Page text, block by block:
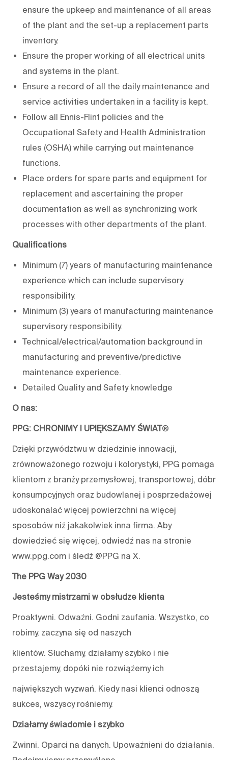
ensure the upkeep and maintenance of all areas
of the plant and the set-up a replacement parts
inventory.
Ensure the proper working of all electrical units
and systems in the plant.
Ensure a record of all the daily maintenance and
service activities undertaken in a facility is kept.
Follow all Ennis-Flint policies and the
Occupational Safety and Health Administration
rules (OSHA) while carrying out maintenance
functions.
Place orders for spare parts and equipment for
replacement and ascertaining the proper
documentation as well as synchronizing work
processes with other departments of the plant.
Qualifications
Minimum (7) years of manufacturing maintenance
experience which can include supervisory
responsibility.
Minimum (3) years of manufacturing maintenance
supervisory responsibility.
Technical/electrical/automation background in
manufacturing and preventive/predictive
maintenance experience.
Detailed Quality and Safety knowledge
O nas:
PPG: CHRONIMY I UPIĘKSZAMY ŚWIAT®
Dzięki przywództwu w dziedzinie innowacji,
zrównoważonego rozwoju i kolorystyki, PPG pomaga
klientom z branży przemysłowej, transportowej, dóbr
konsumpcyjnych oraz budowlanej i posprzedażowej
udoskonalać więcej powierzchni na więcej
sposobów niż jakakolwiek inna firma. Aby
dowiedzieć się więcej, odwiedź nas na stronie
www.ppg.com i śledź @PPG na X.
The PPG Way 2030
Jesteśmy mistrzami w obsłudze klienta
Proaktywni. Odważni. Godni zaufania. Wszystko, co
robimy, zaczyna się od naszych
klientów. Słuchamy, działamy szybko i nie
przestajemy, dopóki nie rozwiążemy ich
największych wyzwań. Kiedy nasi klienci odnoszą
sukces, wszyscy rośniemy.
Działamy świadomie i szybko
Zwinni. Oparci na danych. Upoważnieni do działania.